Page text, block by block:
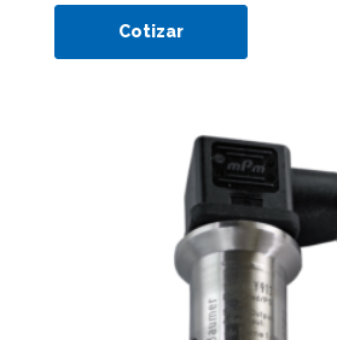
Cotizar